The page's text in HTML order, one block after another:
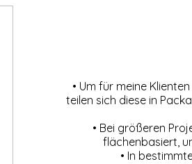
• Um für meine
teilen sich diese in
• Bei größeren
flächenbasiert,
• In